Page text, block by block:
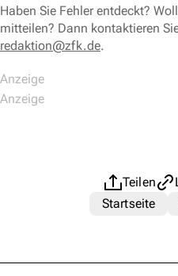
Haben Sie Fehler entdeckt?
mitteilen? Dann kontaktieren
redaktion@zfk.de.
Teilen
Startseite